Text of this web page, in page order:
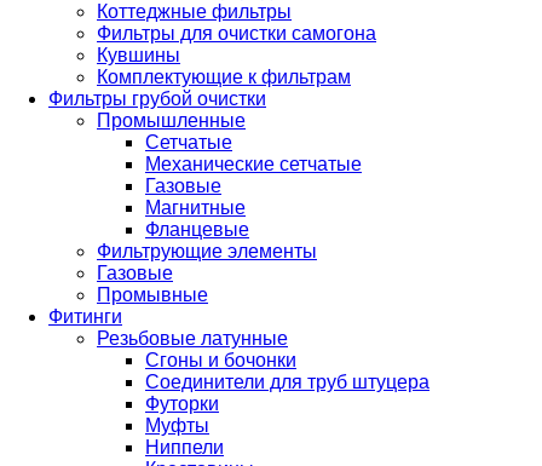
Коттеджные фильтры
Фильтры для очистки самогона
Кувшины
Комплектующие к фильтрам
Фильтры грубой очистки
Промышленные
Сетчатые
Механические сетчатые
Газовые
Магнитные
Фланцевые
Фильтрующие элементы
Газовые
Промывные
Фитинги
Резьбовые латунные
Сгоны и бочонки
Соединители для труб штуцера
Футорки
Муфты
Ниппели